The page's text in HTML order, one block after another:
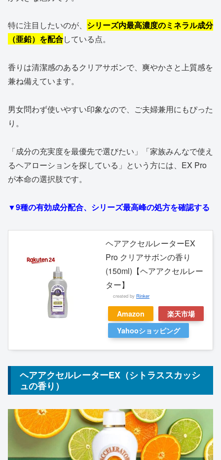
特に注目したいのが、 シリーズ内最高濃度のミネラル成分
（亜鉛）を配合している点。
香りは清潔感のあるクリアサボンで、爽やかさと上質感を
兼ね備えています。
男女問わず使いやすい印象なので、ご夫婦兼用にもぴった
り。
「成分の充実度を最優先で選びたい」「家族みんなで使え
るヘアローションを探している」という方には、EX Pro
が本命の選択肢です。
▼9種の有効成分配合、シリーズ最高峰の処方を確認する
ヘアアクセルレーターEX
Pro クリアサボンの香り
(150ml)【ヘアアクセルレー
ター】
created by Rinker
Amazon
楽天市場
Yahooショッピング
ヘアアクセルレーターEX（シトラススカッシ
ュの香り）